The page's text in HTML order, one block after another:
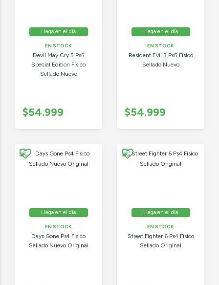
Llega en el día
EN STOCK
Devil May Cry 5 Ps5
Special Edition Físico
Sellado Nuevo
$54.999
Llega en el día
EN STOCK
Resident Evil 3 Ps5 Físico
Sellado Nuevo
$54.999
Llega en el día
EN STOCK
Days Gone Ps4 Fisico
Sellado Nuevo Original
Llega en el día
EN STOCK
Street Fighter 6 Ps4 Físico
Sellado Original